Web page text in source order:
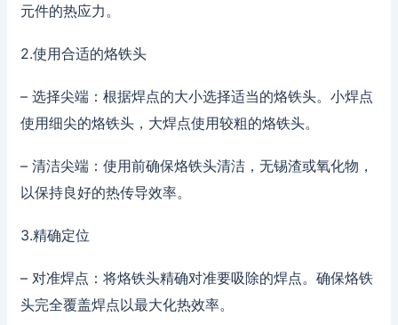
元件的热应力。
2.使用合适的烙铁头
– 选择尖端：根据焊点的大小选择适当的烙铁头。小焊点
使用细尖的烙铁头，大焊点使用较粗的烙铁头。
– 清洁尖端：使用前确保烙铁头清洁，无锡渣或氧化物，
以保持良好的热传导效率。
3.精确定位
– 对准焊点：将烙铁头精确对准要吸除的焊点。确保烙铁
头完全覆盖焊点以最大化热效率。